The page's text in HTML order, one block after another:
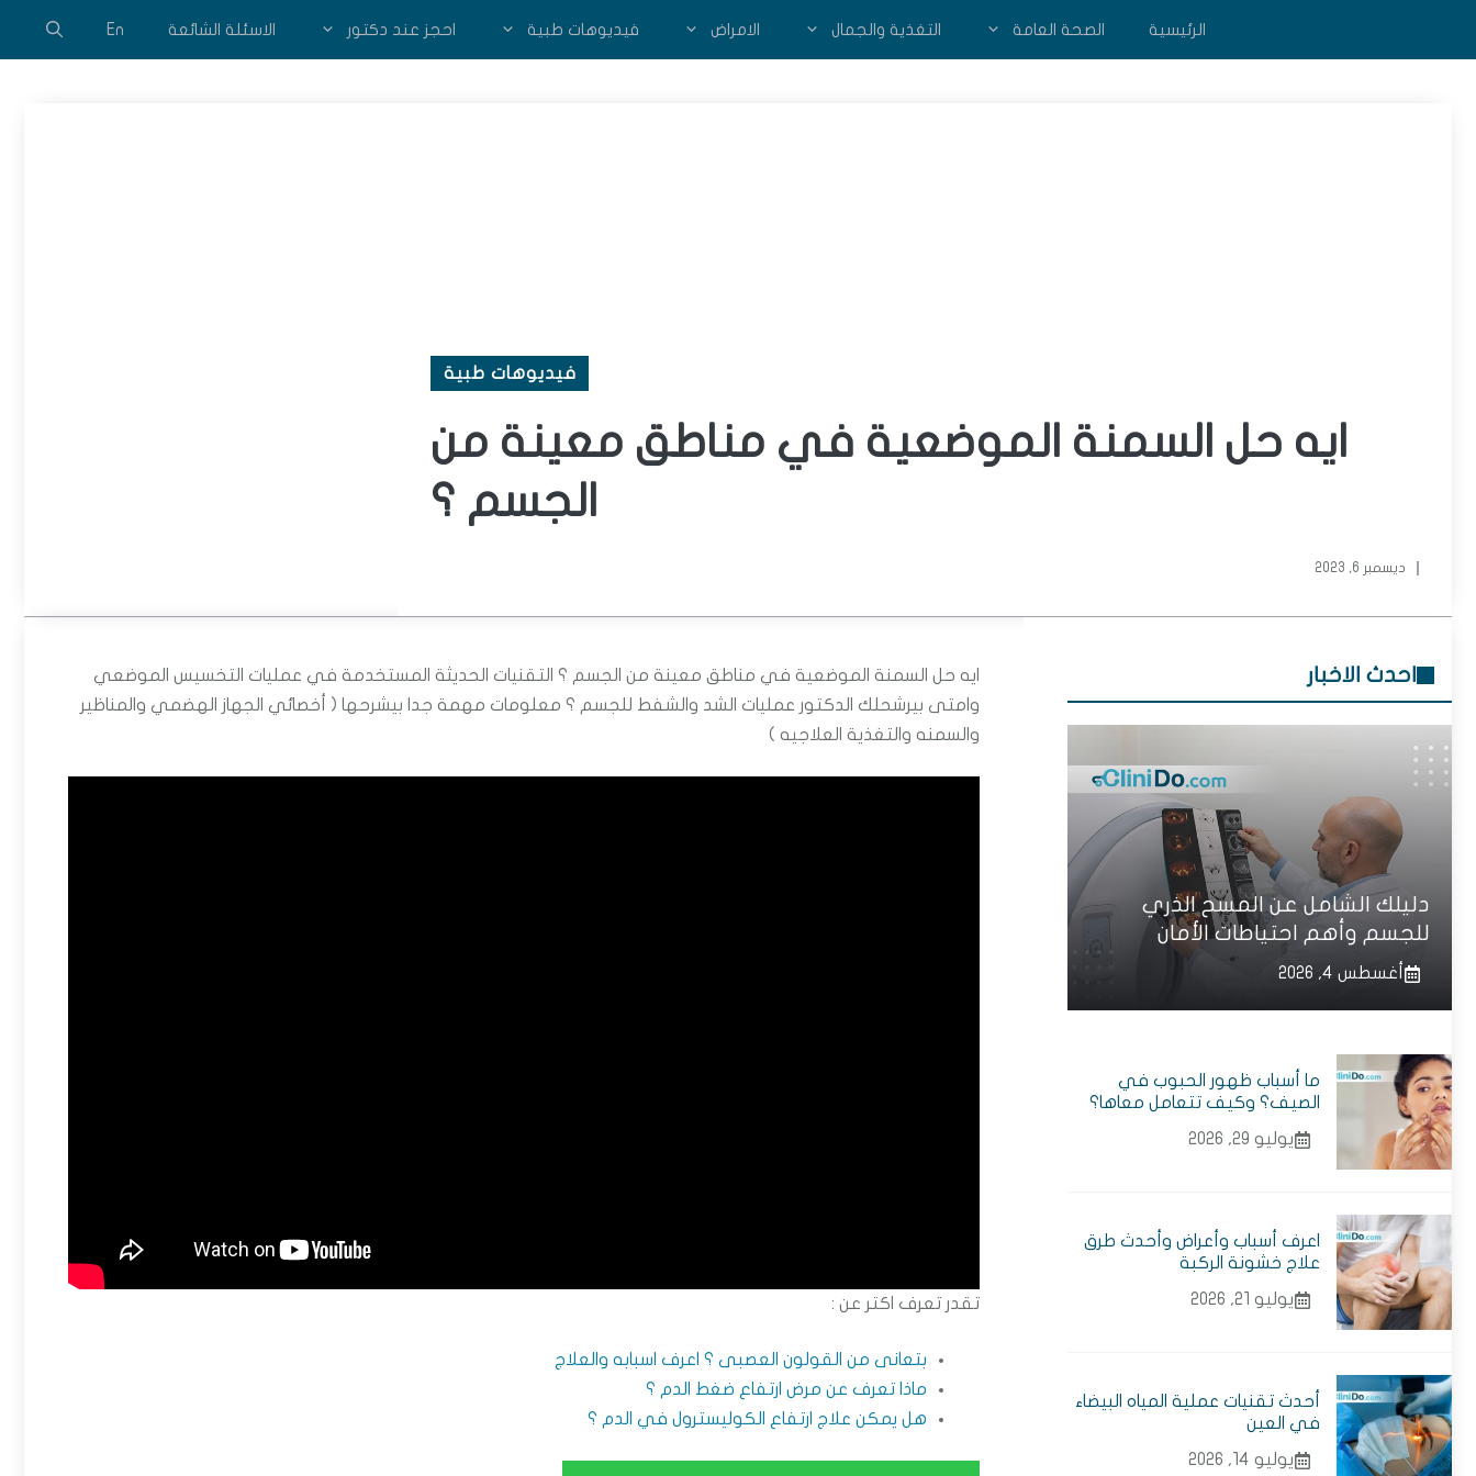
الرئيسية الصحة العامة التغذية والجمال الامراض فيديوهات طبية احجز عند دكتور الاسئلة الشائعة En
فيديوهات طبية
ايه حل السمنة الموضعية في مناطق معينة من
الجسم ؟
ديسمبر 6, 2023
ايه حل السمنة الموضعية في مناطق معينة من الجسم ؟ التقنيات الحديثة المستخدمة في عمليات التخسيس الموضعي
وامتى بيرشحلك الدكتور عمليات الشد والشفط للجسم ؟ معلومات مهمة جدا بيشرحها ( أخصائي الجهاز الهضمي والمناظير
والسمنه والتغذية العلاجيه )
تقدر تعرف اكتر عن :
بتعانى من القولون العصبى ؟ اعرف اسبابه والعلاج
ماذا تعرف عن مرض ارتفاع ضغط الدم ؟
هل يمكن علاج ارتفاع الكوليسترول في الدم ؟
احدث الاخبار
دليلك الشامل عن المسح الذري
للجسم وأهم احتياطات الأمان
أغسطس 4, 2026
ما أسباب ظهور الحبوب في
الصيف؟ وكيف تتعامل معاها؟
يوليو 29, 2026
اعرف أسباب وأعراض وأحدث طرق
علاج خشونة الركبة
يوليو 21, 2026
أحدث تقنيات عملية المياه البيضاء
في العين
يوليو 14, 2026